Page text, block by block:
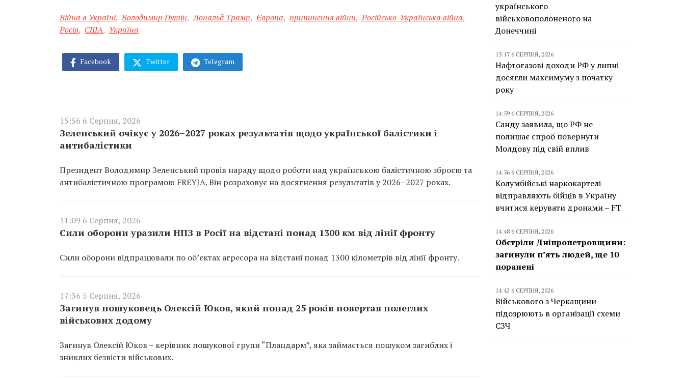
Війна в Україні, Володимир Путін, Дональд Трамп, Європа, припинення війни, Російсько-Українська війна,
Росія, США, Україна
Facebook Twitter Telegram
15:56 6 Серпня, 2026
Зеленський очікує у 2026–2027 роках результатів щодо української балістики і
антибалістики
Президент Володимир Зеленський провів нараду щодо роботи над українською балістичною зброєю та
антибалістичною програмою FREYJA. Він розраховує на досягнення результатів у 2026–2027 роках.
11:09 6 Серпня, 2026
Сили оборони уразили НПЗ в Росії на відстані понад 1300 км від лінії фронту
Сили оборони відпрацювали по об’єктах агресора на відстані понад 1300 кілометрів від лінії фронту.
17:36 5 Серпня, 2026
Загинув пошуковець Олексій Юков, який понад 25 років повертав полеглих
військових додому
Загинув Олексій Юков – керівник пошукової групи “Плацдарм”, яка займається пошуком загиблих і
зниклих безвісти військових.
українського
військовополоненого на
Донеччині
15:17 6 СЕРПНЯ, 2026
Нафтогазові доходи РФ у липні
досягли максимуму з початку
року
14:59 6 СЕРПНЯ, 2026
Санду заявила, що РФ не
полишає спроб повернути
Молдову під свій вплив
14:56 6 СЕРПНЯ, 2026
Колумбійські наркокартелі
відправляють бійців в Україну
вчитися керувати дронами – FT
14:48 6 СЕРПНЯ, 2026
Обстріли Дніпропетровщини:
загинули п’ять людей, ще 10
поранені
14:42 6 СЕРПНЯ, 2026
Військового з Черкащини
підозрюють в організації схеми
СЗЧ